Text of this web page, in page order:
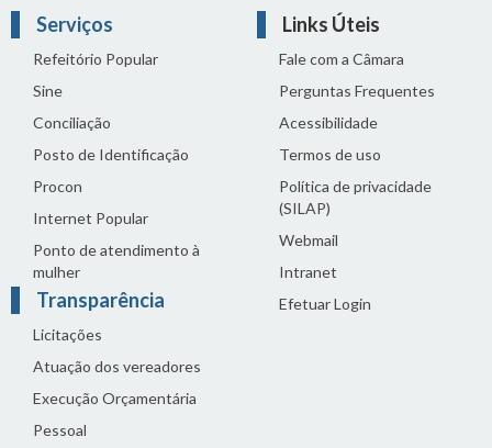
Serviços
Refeitório Popular
Sine
Conciliação
Posto de Identificação
Procon
Internet Popular
Ponto de atendimento à
mulher
Transparência
Licitações
Atuação dos vereadores
Execução Orçamentária
Pessoal
Links Úteis
Fale com a Câmara
Perguntas Frequentes
Acessibilidade
Termos de uso
Política de privacidade
(SILAP)
Webmail
Intranet
Efetuar Login